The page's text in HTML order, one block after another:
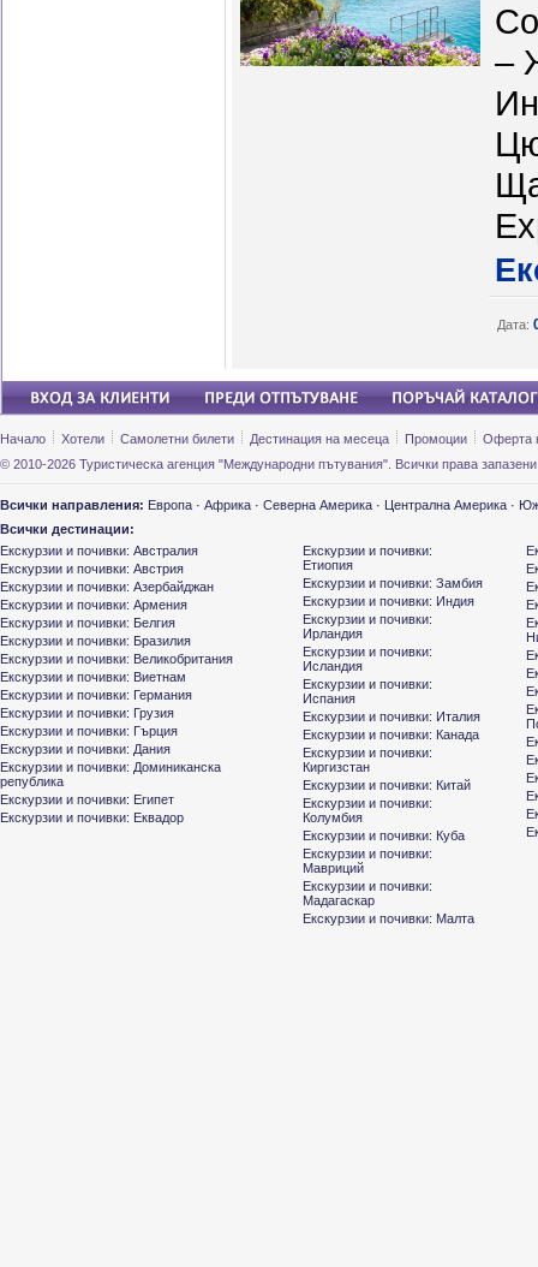
–
Дата:
Начало Хотели Самолетни билети Дестинация на месеца Промоции
Оферта
© 2010-2026 Туристическа агенция "Международни пътувания". Всички права
Всички направления: Европа · Африка · Северна Америка · Централна Америка ·
Всички дестинации:
Екскурзии и почивки: Австралия
Екскурзии и почивки: Австрия
Екскурзии и почивки: Азербайджан
Екскурзии и почивки: Армения
Екскурзии и почивки: Белгия
Екскурзии и почивки: Бразилия
Екскурзии и почивки: Великобритания
Екскурзии и почивки: Виетнам
Екскурзии и почивки: Германия
Екскурзии и почивки: Грузия
Екскурзии и почивки: Гърция
Екскурзии и почивки: Дания
Екскурзии и почивки: Доминиканска
република
Екскурзии и почивки: Египет
Екскурзии и почивки: Еквадор
Екскурзии и почивки:
Етиопия
Екскурзии и почивки: Замбия
Екскурзии и почивки: Индия
Екскурзии и почивки:
Ирландия
Екскурзии и почивки:
Исландия
Екскурзии и почивки:
Испания
Екскурзии и почивки: Италия
Екскурзии и почивки: Канада
Екскурзии и почивки:
Киргизстан
Екскурзии и почивки: Китай
Екскурзии и почивки:
Колумбия
Екскурзии и почивки: Куба
Екскурзии и почивки:
Мавриций
Екскурзии и почивки:
Мадагаскар
Екскурзии и почивки: Малта